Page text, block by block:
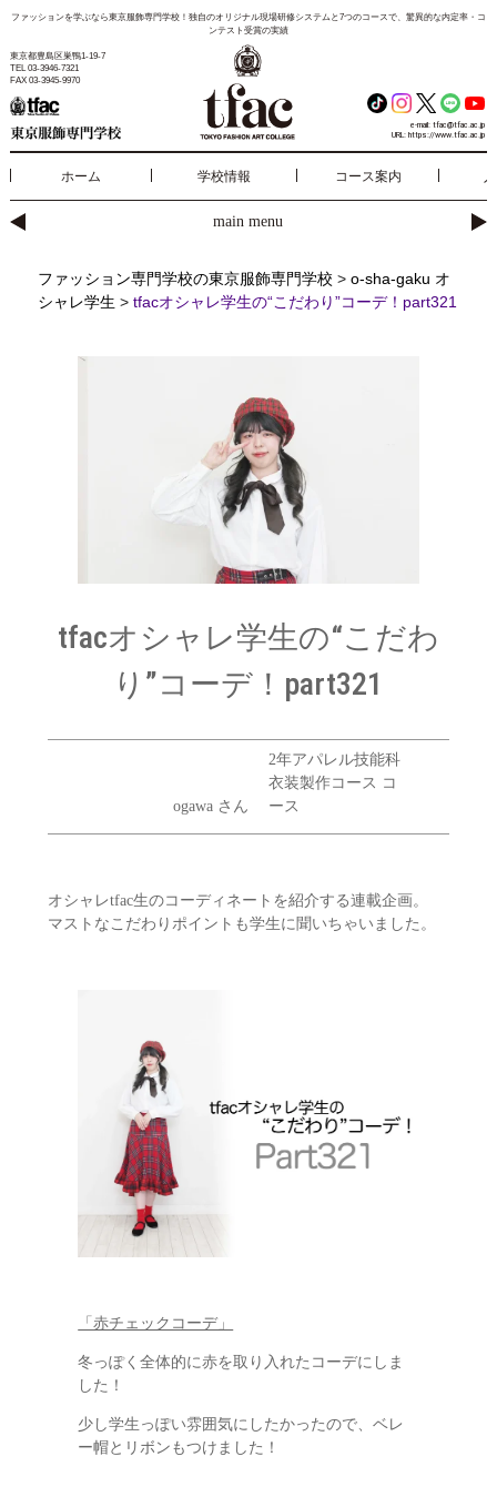
ファッションを学ぶなら東京服飾専門学校！独自のオリジナル現場研修システムと7つのコースで、驚異的な内定率・コ
ンテスト受賞の実績
東京都豊島区巣鴨1-19-7
TEL 03-3946-7321
FAX 03-3945-9970
e-mail: tfac@tfac.ac.jp
URL: https://www.tfac.ac.jp
ホーム 学校情報 コース案内
main menu
ファッション専門学校の東京服飾専門学校 > o-sha-gaku オ
シャレ学生 > tfacオシャレ学生の“こだわり”コーデ！part321
tfacオシャレ学生の“こだわ
り”コーデ！part321
ogawa さん
2年アパレル技能科
衣装製作コース コ
ース
オシャレtfac生のコーディネートを紹介する連載企画。
マストなこだわりポイントも学生に聞いちゃいました。
「赤チェックコーデ」
冬っぽく全体的に赤を取り入れたコーデにしま
した！
少し学生っぽい雰囲気にしたかったので、ベレ
ー帽とリボンもつけました！